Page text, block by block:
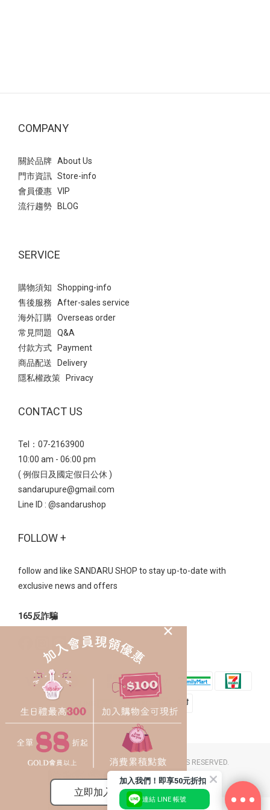
COMPANY
關於品牌 About Us
門市資訊 Store-info
會員優惠 VIP
流行趨勢 BLOG
SERVICE
購物須知 Shopping-info
售後服務 After-sales service
海外訂購 Overseas order
常見問題 Q&A
付款方式 Payment
商品配送 Delivery
隱私權政策 Privacy
CONTACT US
Tel：07-2163900
10:00 am - 06:00 pm
( 例假日及國定假日公休 )
sandarupure@gmail.com
Line ID : @sandarushop
FOLLOW +
follow and like SANDARU SHOP to stay up-to-date with
exclusive news and offers
165反詐騙
2023 © SANDARU SHOP CO. LTD. ALL RIGHTS RESERVED.
豐裕草莓鞋店 / 統一編號：26058174
加入我們！即享50元折扣
連結 LINE 帳號